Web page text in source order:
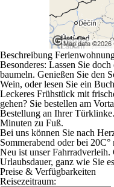
Beschreibung
Besonderes: Lassen Sie
baumeln. Genießen Sie den
Wein, oder lesen Sie ein
Leckeres Frühstück mit
gehen? Sie bestellen am
Bestellung an Ihrer
Minuten zu Fuß.
Bei uns können Sie nach
Sommerabend oder bei
Neu ist unser
Urlaubsdauer, ganz wie Sie
Preise & Verfügbarkeiten
Reisezeitraum: